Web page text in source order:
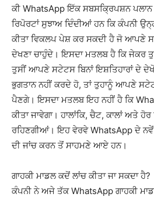
ਕੀ WhatsApp ਇੱਕ ਸਬਸਕ੍ਰਿਪਸ਼ਨ ਪਲਾਨ
ਰਿਪੋਰਟਾਂ ਸੁਝਾਅ ਦਿੰਦੀਆਂ ਹਨ ਕਿ ਕੰਪਨੀ
ਕੀਤਾ ਵਿਕਲਪ ਪੇਸ਼ ਕਰ ਸਕਦੀ ਹੈ ਜੋ ਆਪਣੇ
ਦੇਖਣਾ ਚਾਹੁੰਦੇ। ਇਸਦਾ ਮਤਲਬ ਹੈ ਕਿ ਜੇਕਰ
ਤੁਸੀਂ ਆਪਣੇ ਸਟੇਟਸ ਬਿਨਾਂ ਇਸ਼ਤਿਹਾਰਾਂ ਦੇ
ਭੁਗਤਾਨ ਨਹੀਂ ਕਰਦੇ ਹੋ, ਤਾਂ ਤੁਹਾਨੂੰ ਆਪਣੇ
ਪੈਣਗੇ। ਇਸਦਾ ਮਤਲਬ ਇਹ ਨਹੀਂ ਹੈ ਕਿ
ਕੀਤਾ ਜਾਵੇਗਾ। ਹਾਲਾਂਕਿ, ਚੈਟ, ਕਾਲਾਂ ਅਤੇ
ਰਹਿਣਗੀਆਂ। ਇਹ ਵੇਰਵੇ WhatsApp ਦੇ
ਦੀ ਜਾਂਚ ਕਰਨ ਤੋਂ ਸਾਹਮਣੇ ਆਏ ਹਨ।
ਗਾਹਕੀ ਮਾਡਲ ਕਦੋਂ ਲਾਂਚ ਕੀਤਾ ਜਾ ਸਕਦਾ ਹੈ?
ਕੰਪਨੀ ਨੇ ਅਜੇ ਤੱਕ WhatsApp ਗਾਹਕੀ